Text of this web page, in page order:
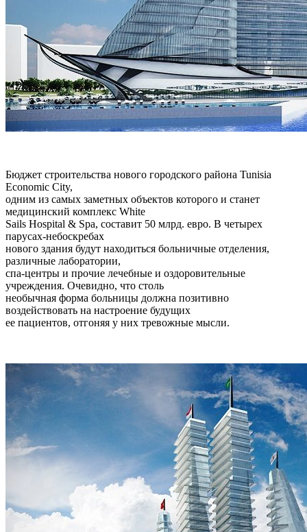
Бюджет строительства нового городского района Tunisia
Economic City,
одним из самых заметных объектов которого и станет
медицинский комплекс White
Sails Hospital & Spa, составит 50 млрд. евро. В четырех
парусах-небоскребах
нового здания будут находиться больничные отделения,
различные лаборатории,
спа-центры и прочие лечебные и оздоровительные
учреждения. Очевидно, что столь
необычная форма больницы должна позитивно
воздействовать на настроение будущих
ее пациентов, отгоняя у них тревожные мысли.